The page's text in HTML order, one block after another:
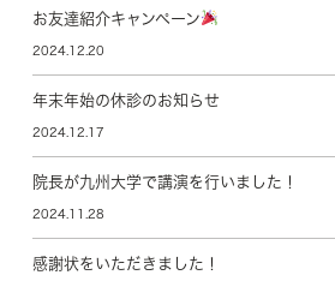
お友達紹介キャンペーン
2024.12.20
年末年始の休診のお知らせ
2024.12.17
院長が九州大学で講演を行いました！
2024.11.28
感謝状をいただきました！